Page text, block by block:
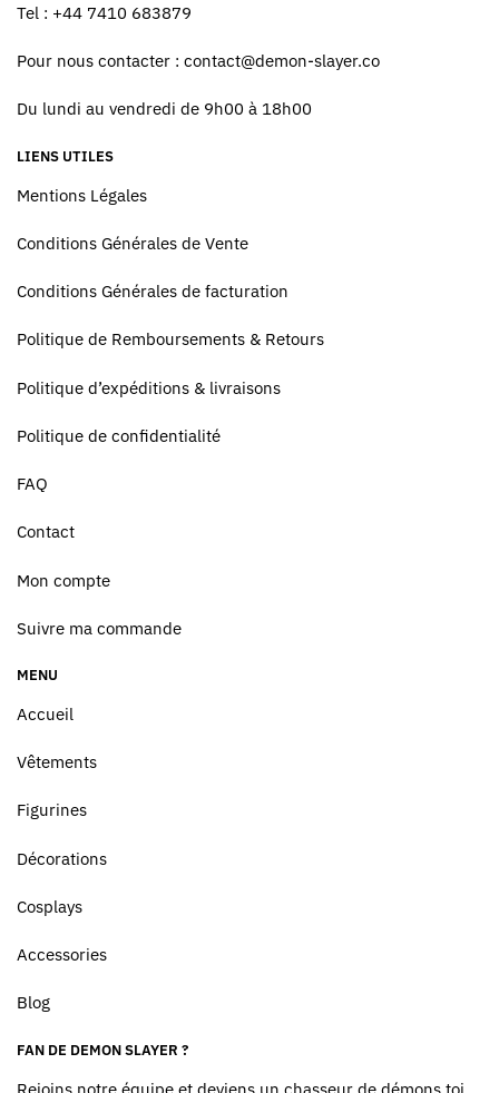
Tel : +44 7410 683879
Pour nous contacter : contact@demon-slayer.co
Du lundi au vendredi de 9h00 à 18h00
LIENS UTILES
Mentions Légales
Conditions Générales de Vente
Conditions Générales de facturation
Politique de Remboursements & Retours
Politique d’expéditions & livraisons
Politique de confidentialité
FAQ
Contact
Mon compte
Suivre ma commande
MENU
Accueil
Vêtements
Figurines
Décorations
Cosplays
Accessories
Blog
FAN DE DEMON SLAYER ?
Rejoins notre équipe et deviens un chasseur de démons toi